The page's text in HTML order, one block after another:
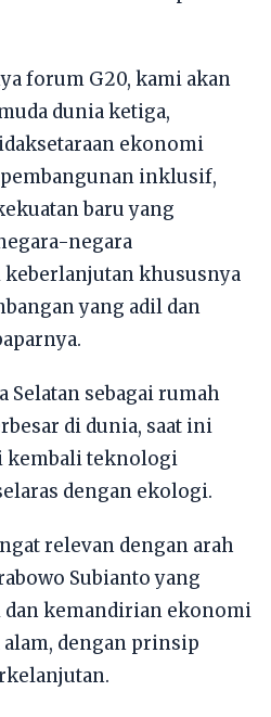
forum G20, kami akan
dunia ketiga,
ekonomi
inklusif,
baru yang
negara
khususnya
yang adil dan
Selatan sebagai rumah
di dunia, saat ini
kembali teknologi
dengan ekologi.
relevan dengan arah
Subianto yang
kemandirian ekonomi
alam, dengan prinsip